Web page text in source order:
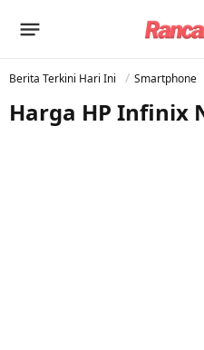
Berita Terkini Hari Ini Smartphone
Harga HP Infinix